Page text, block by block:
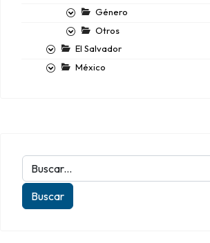
Género
Otros
El Salvador
México